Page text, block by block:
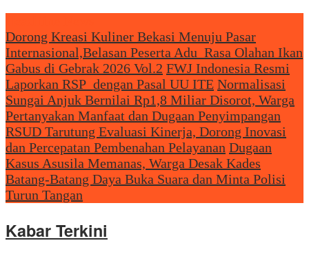
Dorong Kreasi Kuliner Bekasi Menuju Pasar
Internasional,Belasan Peserta Adu Rasa Olahan Ikan
Gabus di Gebrak 2026 Vol.2 FWJ Indonesia Resmi
Laporkan RSP dengan Pasal UU ITE Normalisasi
Sungai Anjuk Bernilai Rp1,8 Miliar Disorot, Warga
Pertanyakan Manfaat dan Dugaan Penyimpangan
RSUD Tarutung Evaluasi Kinerja, Dorong Inovasi
dan Percepatan Pembenahan Pelayanan Dugaan
Kasus Asusila Memanas, Warga Desak Kades
Batang-Batang Daya Buka Suara dan Minta Polisi
Turun Tangan
Kabar Terkini